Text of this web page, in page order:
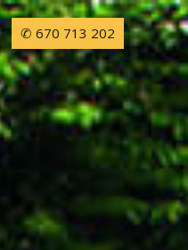
✆ 670 713 202